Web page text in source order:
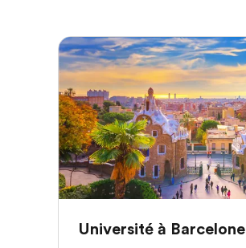
Université à Barcelone